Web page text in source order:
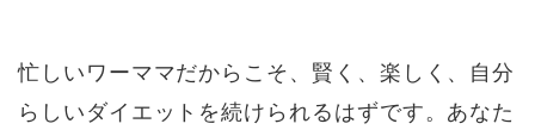
忙しいワーママだからこそ、賢く、楽しく、自分
らしいダイエットを続けられるはずです。あなた